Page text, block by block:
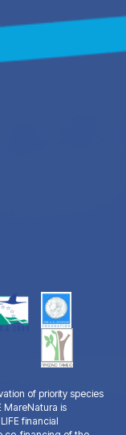
of priority species
MareNatura is
financial